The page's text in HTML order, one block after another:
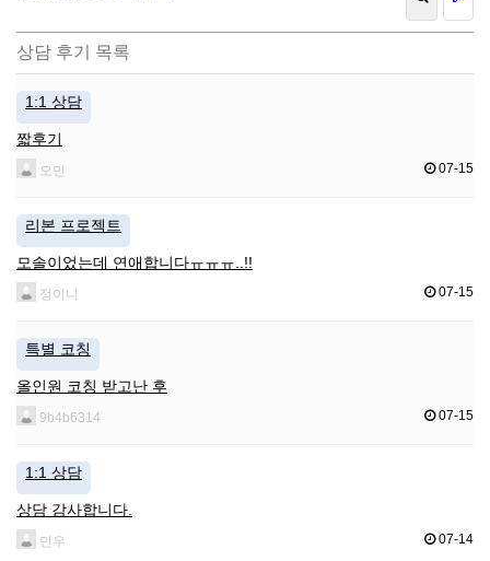
상담 후기 목록
1:1 상담
짧후기
오민 07-15
리본 프로젝트
모솔이었는데 연애합니다ㅠㅠㅠ..!!
정이니 07-15
특별 코칭
올인원 코칭 받고난 후
9b4b6314 07-15
1:1 상담
상담 감사합니다.
민우 07-14